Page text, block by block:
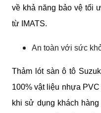
về khả năng bảo vệ tối
từ IMATS.
An toàn với sức
Thảm lót sàn ô tô
100% vật liệu nhựa
khi sử dụng khách